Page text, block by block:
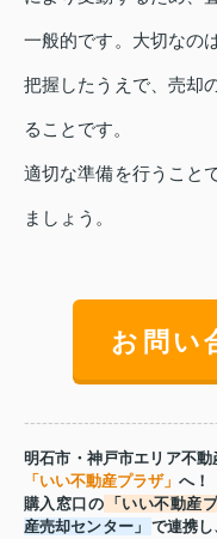
一般的です。大切なの
把握したうえで、売却
ることです。
適切な準備を行うこと
ましょう。
お問い
明石市・神戸市エリア不
「いい不動産プラザ」 へ！
購入窓口の 「いい不動産
産売却センター」 で連携